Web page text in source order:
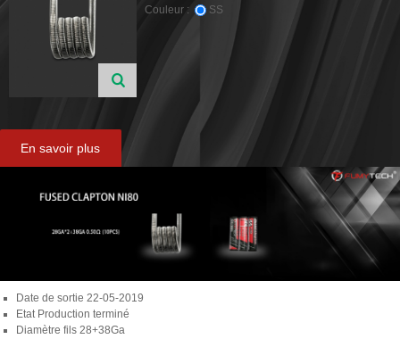
Couleur : SS
En savoir plus
Date de sortie 22-05-2019
EtatProduction terminé
Diamètre fils 28+38Ga